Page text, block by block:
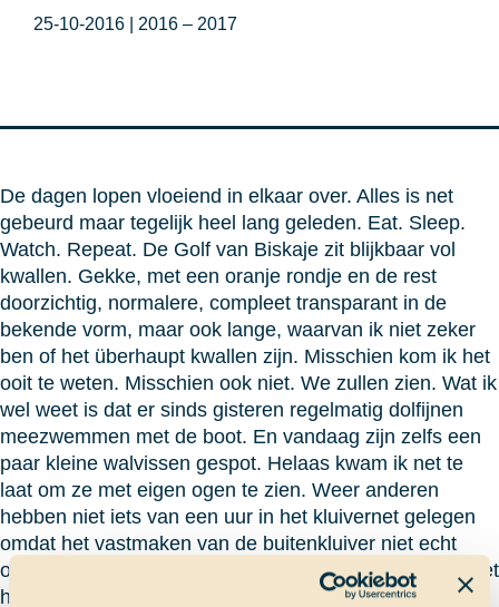
25-10-2016 | 2016 – 2017
De dagen lopen vloeiend in elkaar over. Alles is net
gebeurd maar tegelijk heel lang geleden. Eat. Sleep.
Watch. Repeat. De Golf van Biskaje zit blijkbaar vol
kwallen. Gekke, met een oranje rondje en de rest
doorzichtig, normalere, compleet transparant in de
bekende vorm, maar ook lange, waarvan ik niet zeker
ben of het überhaupt kwallen zijn. Misschien kom ik het
ooit te weten. Misschien ook niet. We zullen zien. Wat ik
wel weet is dat er sinds gisteren regelmatig dolfijnen
meezwemmen met de boot. En vandaag zijn zelfs een
paar kleine walvissen gespot. Helaas kwam ik net te
laat om ze met eigen ogen te zien. Weer anderen
hebben niet iets van een uur in het kluivernet gelegen
omdat het vastmaken van de buitenkluiver niet echt
opschoot. Vanuit daar heb je een prachtig uitzicht op het
hele schip en de dolfijnen die ervoor zwemmen. En het